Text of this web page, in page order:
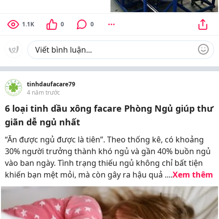
1.1K 0 0
tinhdaufacare79
4 năm trước
6 loại tinh dầu xông facare Phòng Ngủ giúp thư
giãn dễ ngủ nhất
“Ăn được ngủ được là tiên”. Theo thống kê, có khoảng
30% người trưởng thành khó ngủ và gần 40% buồn ngủ
vào ban ngày. Tình trạng thiếu ngủ không chỉ bất tiện
khiến bạn mệt mỏi, mà còn gây ra hậu quả ....Xem thêm